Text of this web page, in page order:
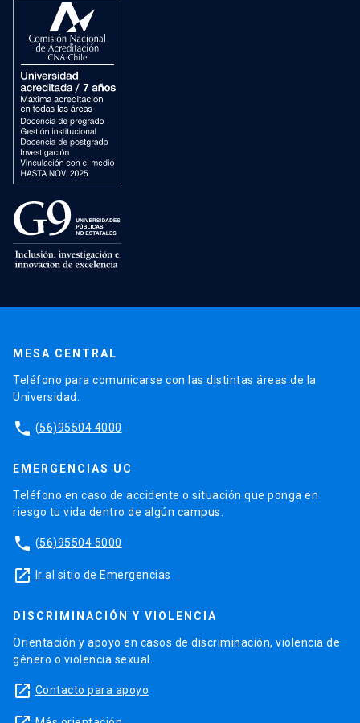
MESA CENTRAL
Teléfono para comunicarse con las distintas áreas de la
Universidad.
phone (56)95504 4000
EMERGENCIAS UC
Teléfono en caso de accidente o situación que ponga en
riesgo tu vida dentro de algún campus.
phone (56)95504 5000
launch Ir al sitio de Emergencias
DISCRIMINACIÓN Y VIOLENCIA
Orientación y apoyo en casos de discriminación, violencia de
género o violencia sexual.
launch Contacto para apoyo